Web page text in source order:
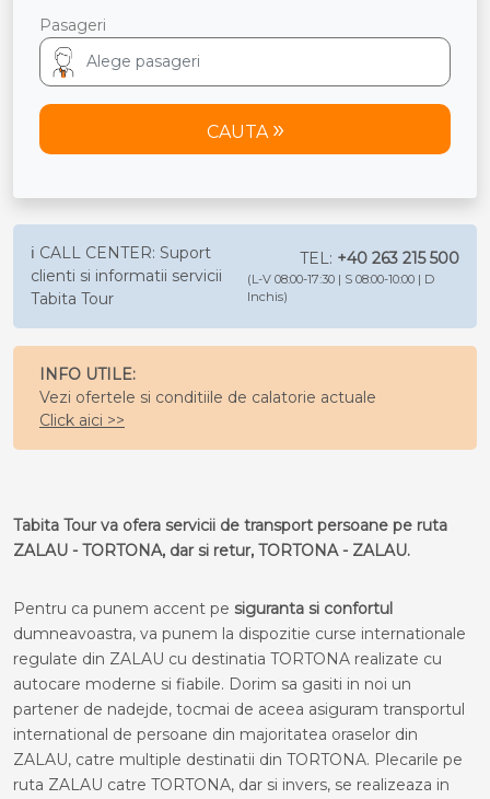
Pasageri
CAUTA
ℹ️ CALL CENTER: Suport
clienti si informatii servicii
Tabita Tour
TEL: +40 263 215 500
(L-V 08:00-17:30 | S 08:00-10:00 | D
Inchis)
INFO UTILE:
Vezi ofertele si conditiile de calatorie actuale
Click aici >>
Tabita Tour va ofera servicii de transport persoane pe ruta
ZALAU - TORTONA, dar si retur, TORTONA - ZALAU.
Pentru ca punem accent pe siguranta si confortul
dumneavoastra, va punem la dispozitie curse internationale
regulate din ZALAU cu destinatia TORTONA realizate cu
autocare moderne si fiabile. Dorim sa gasiti in noi un
partener de nadejde, tocmai de aceea asiguram transportul
international de persoane din majoritatea oraselor din
ZALAU, catre multiple destinatii din TORTONA. Plecarile pe
ruta ZALAU catre TORTONA, dar si invers, se realizeaza in